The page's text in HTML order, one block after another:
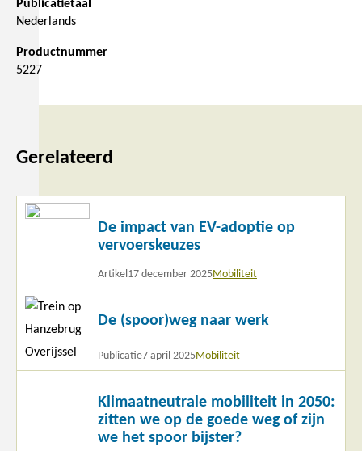
Publicatietaal
Nederlands
Productnummer
5227
Gerelateerd
De impact van EV-adoptie op
vervoerskeuzes
Artikel17 december 2025Mobiliteit
Lees
De (spoor)weg naar werk
Publicatie7 april 2025Mobiliteit
Lees
meer
Klimaatneutrale mobiliteit in 2050:
zitten we op de goede weg of zijn
we het spoor bijster?